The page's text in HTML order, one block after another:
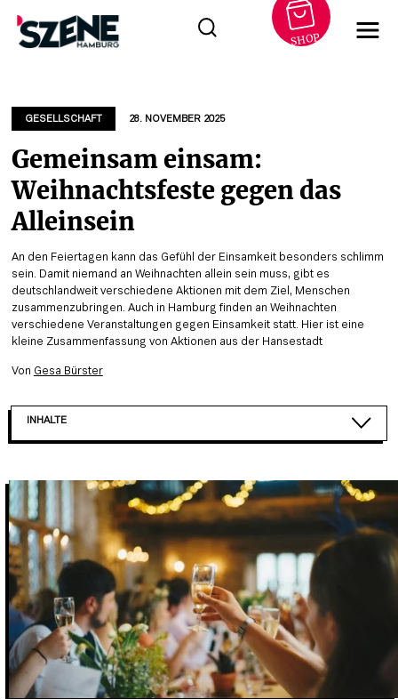
springen
SHOP
GESELLSCHAFT 28. NOVEMBER 2025
Gemeinsam einsam:
Weihnachtsfeste gegen das
Alleinsein
An den Feiertagen kann das Gefühl der Einsamkeit besonders schlimm
sein. Damit niemand an Weihnachten allein sein muss, gibt es
deutschlandweit verschiedene Aktionen mit dem Ziel, Menschen
zusammenzubringen. Auch in Hamburg finden an Weihnachten
verschiedene Veranstaltungen gegen Einsamkeit statt. Hier ist eine
kleine Zusammenfassung von Aktionen aus der Hansestadt
Von Gesa Bürster
INHALTE
MEHR ZUSAMMEN: HEILIGABEND NICHT ALLEIN 2025
PURE YOU YOGA: HERZENSRAUM AN WEIHNACHTEN
WEIHNACHTSFEST FÜR OBDACH- UND WOHNUNGSLOS...
NEBENAN STIFTUNG: GEMEINSAM GEGEN EINSAMKEIT
INTERNATIONALER WEIHNACHTSGAST
DAS STRASSENBLUES WEIHNACHTSFEST
SORGENTELEFON